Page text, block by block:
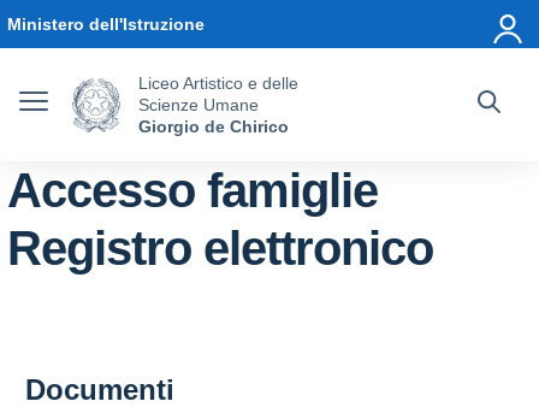
Ministero dell'Istruzione
Liceo Artistico e delle
Scienze Umane
Giorgio de Chirico
Accesso famiglie
Registro elettronico
Documenti